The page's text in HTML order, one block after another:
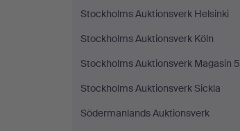
Stockholms Auktionsverk Helsinki
Stockholms Auktionsverk Köln
Stockholms Auktionsverk Magasin 5
Stockholms Auktionsverk Sickla
Södermanlands Auktionsverk